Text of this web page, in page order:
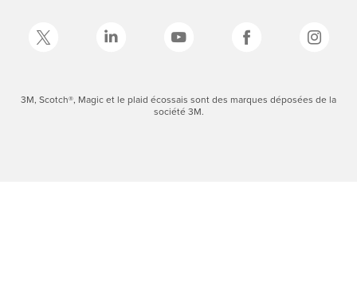
3M, Scotch®, Magic et le plaid écossais sont des marques déposées de la
société 3M.